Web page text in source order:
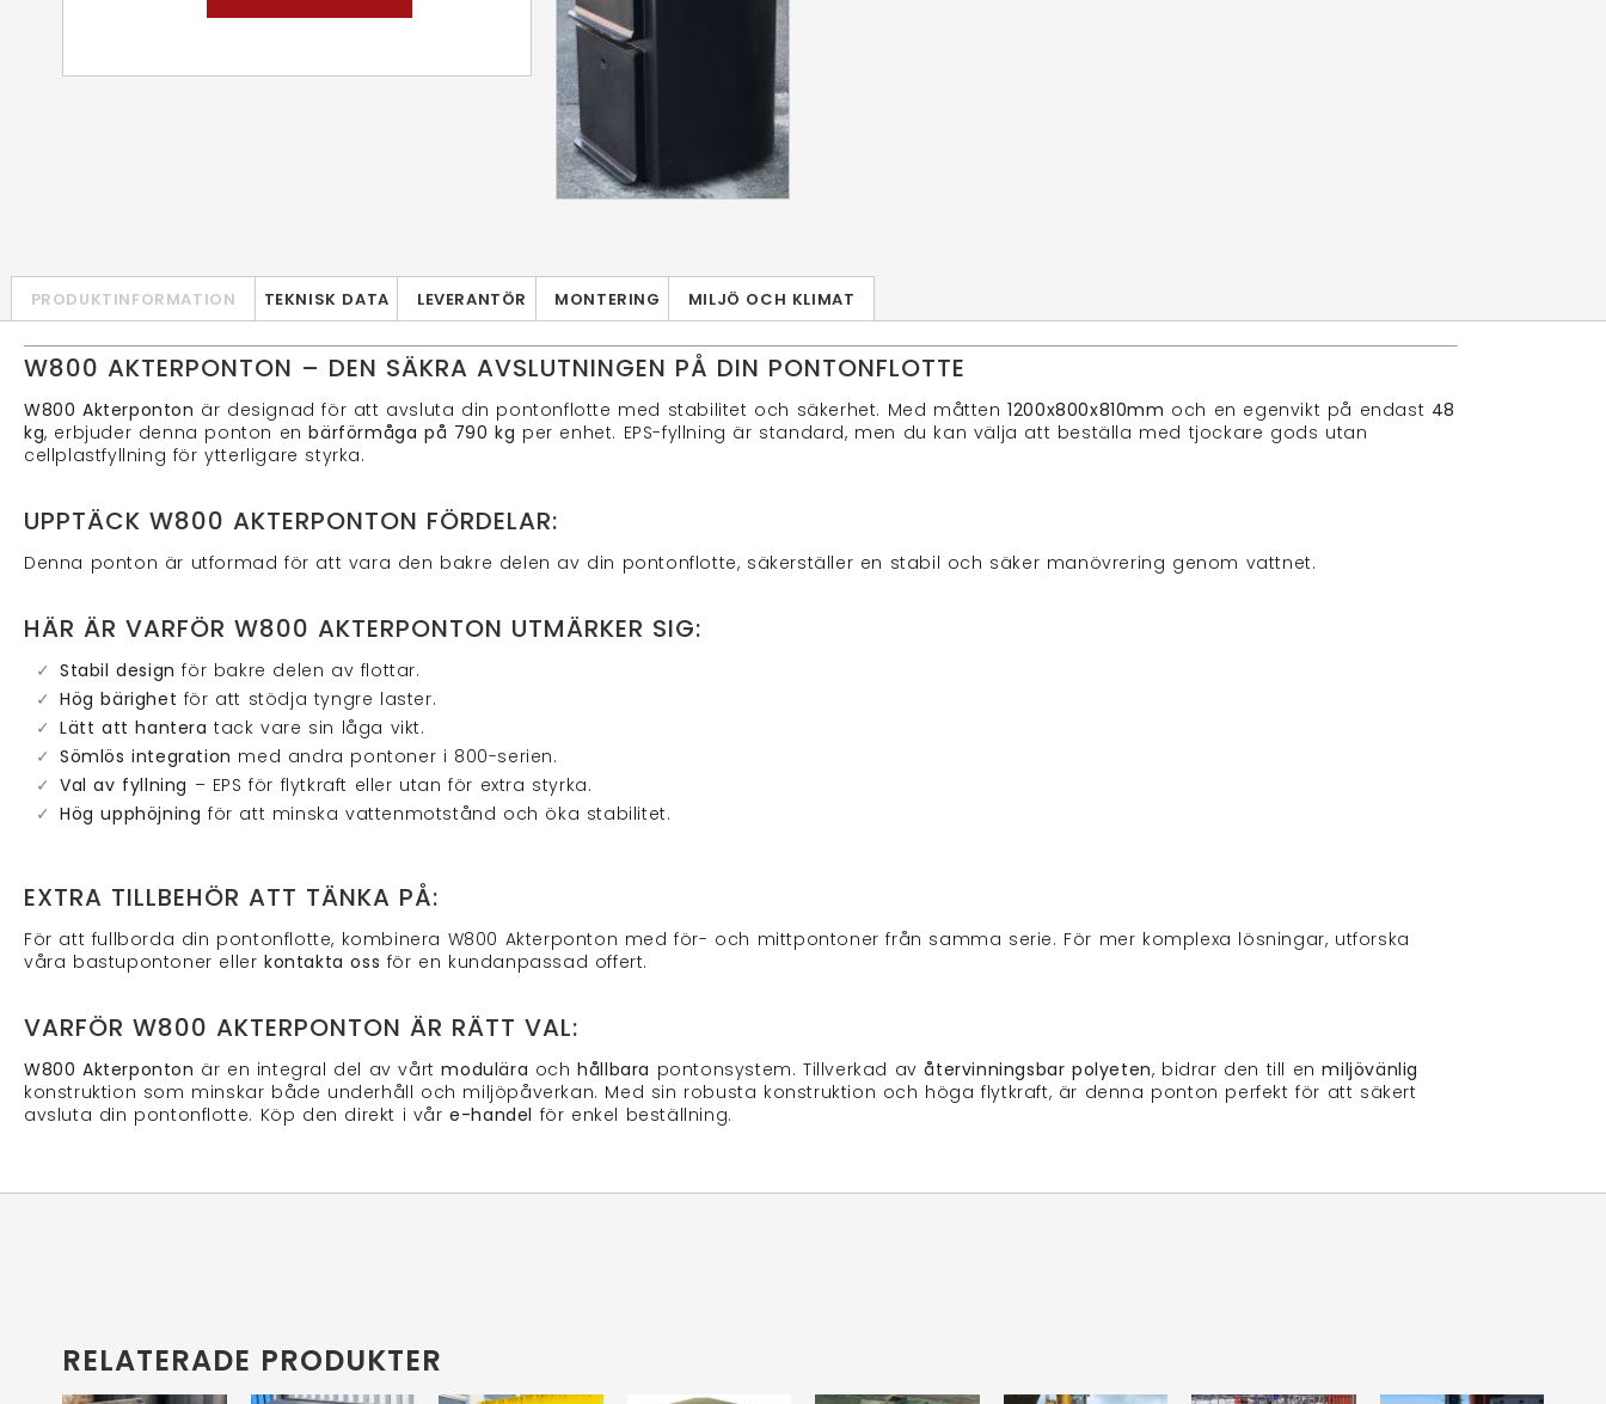
PRODUKTINFORMATION TEKNISK DATA LEVERANTÖR MONTERING MILJÖ OCH KLIMAT
W800 AKTERPONTON – DEN SÄKRA AVSLUTNINGEN PÅ DIN PONTONFLOTTE
W800 Akterponton är designad för att avsluta din pontonflotte med stabilitet och säkerhet. Med måtten1200x800x810mm och en egenvikt på endast 48
kg, erbjuder denna ponton enbärförmåga på 790 kg per enhet. EPS-fyllning är standard, men du kan välja att beställa med tjockare gods utan
cellplastfyllning för ytterligare styrka.
UPPTÄCK W800 AKTERPONTON FÖRDELAR:
Denna ponton är utformad för att vara den bakre delen av din pontonflotte, säkerställer en stabil och säker manövrering genom vattnet.
HÄR ÄR VARFÖR W800 AKTERPONTON UTMÄRKER SIG:
Stabil design för bakre delen av flottar.
Hög bärighet för att stödja tyngre laster.
Lätt att hantera tack vare sin låga vikt.
Sömlös integration med andra pontoner i 800-serien.
Val av fyllning – EPS för flytkraft eller utan för extra styrka.
Hög upphöjning för att minska vattenmotstånd och öka stabilitet.
EXTRA TILLBEHÖR ATT TÄNKA PÅ:
För att fullborda din pontonflotte, kombinera W800 Akterponton med för- och mittpontoner från samma serie. För mer komplexa lösningar, utforska
våra bastupontoner ellerkontakta oss för en kundanpassad offert.
VARFÖR W800 AKTERPONTON ÄR RÄTT VAL:
W800 Akterponton är en integral del av vårtmodulära ochhållbara pontonsystem. Tillverkad avåtervinningsbar polyeten, bidrar den till enmiljövänlig
konstruktion som minskar både underhåll och miljöpåverkan. Med sin robusta konstruktion och höga flytkraft, är denna ponton perfekt för att säkert
avsluta din pontonflotte. Köp den direkt i våre-handel för enkel beställning.
RELATERADE PRODUKTER